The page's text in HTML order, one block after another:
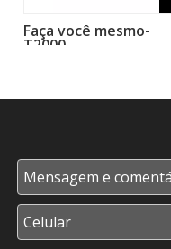
Faça você mesmo-
T2000